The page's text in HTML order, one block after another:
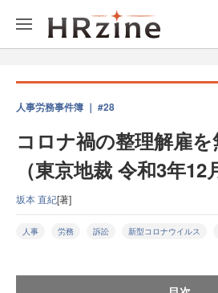
人事労務事件簿 ｜ #28
コロナ禍の整理解雇
（東京地裁 令和3年12
坂本 直紀[著]
人事 労務 訴訟 新型コロナウイルス